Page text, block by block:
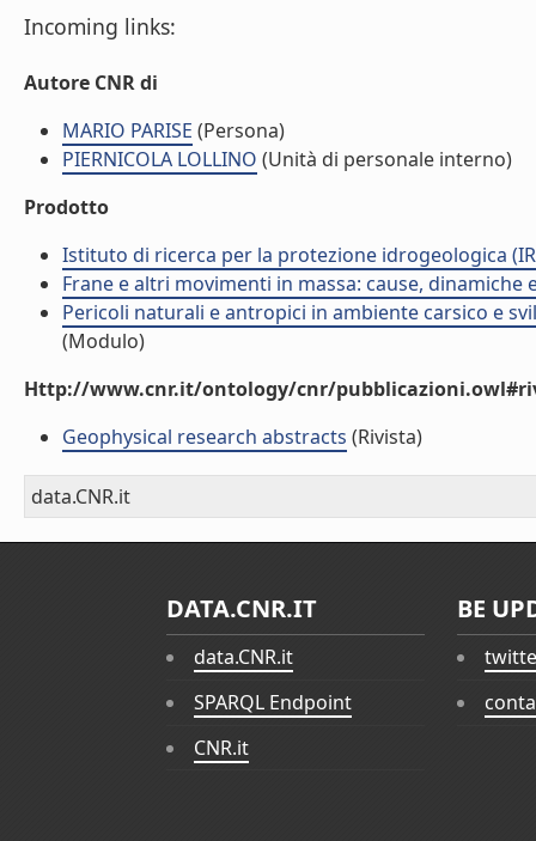
Incoming links:
Autore CNR di
MARIO PARISE (Persona)
PIERNICOLA LOLLINO (Unità di personale interno)
Prodotto
Istituto di ricerca per la protezione idrogeologica
Frane e altri movimenti in massa: cause, dinamiche
Pericoli naturali e antropici in ambiente carsico e
(Modulo)
Http://www.cnr.it/ontology/cnr/
Geophysical research abstracts (Rivista)
data.CNR.it
DATA.CNR.IT
data.CNR.it
SPARQL Endpoint
CNR.it
BE